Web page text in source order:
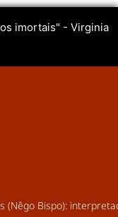
imortais" - Virginia
(Nêgo Bispo):